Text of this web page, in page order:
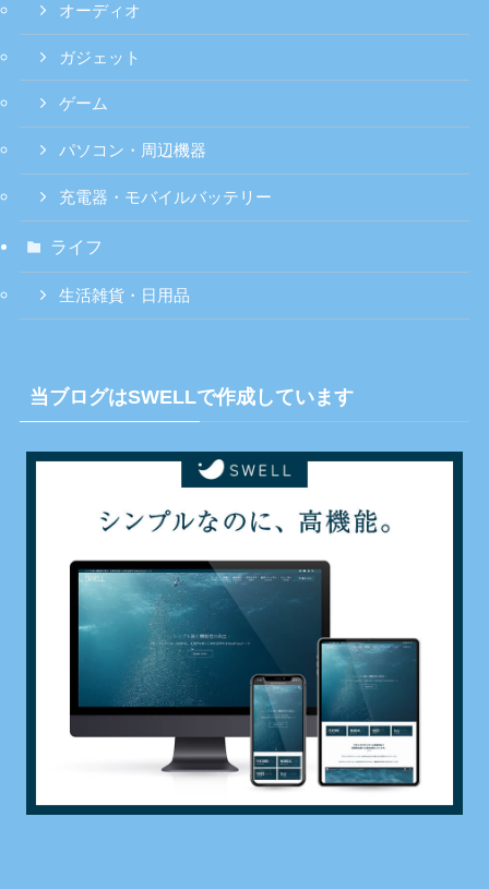
オーディオ
ガジェット
ゲーム
パソコン・周辺機器
充電器・モバイルバッテリー
ライフ
生活雑貨・日用品
当ブログはSWELLで作成しています